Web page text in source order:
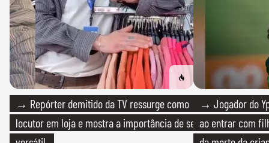
→ Repórter demitido da TV ressurge como
locutor em loja e mostra a importância de ser
→ Jogador do
ao entrar com